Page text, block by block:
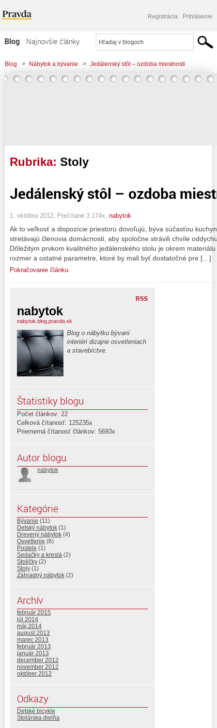
Registrácia Prihlásenie
Blog
Najnovšie články
Najčítanejšie články
Najkomentovanejšie články
Blog > Nábytok a bývanie > Jedálenský stôl – ozdoba miestnosti
Rubrika: Stoly
Jedálenský stôl – ozdoba
1. októbra 2012, Prečítané 3 174x, nabytok
Ak to veľkosť a dispozície priestoru dovoľujú, býva súčasťou
stretávajú členovia domácnosti, aby spoločne strávili chvíle
Dôležitým prvkom kvalitného jedálenského stolu je okrem
rozmer a ostatné parametre, ktoré by mali byť dostatočné pre […]
Pokračovanie článku
RSS
nabytok
nabytok.blog.pravda.sk
Blog o nábytku bývaní
interiéri dizajne osvetleniach
a stavebíctve.
Štatistiky blogu
Počet článkov: 22
Celková čítanosť: 125235x
Priemerná čítanosť článkov: 5693x
Autor blogu
nabytok
Kategórie
Bývanie (11)
Detský nábytok (1)
Drevený nábytok (4)
Osvetlenie (6)
Postele (1)
Sedačky a kreslá (2)
Stoličky (2)
Stoly (1)
Záhradný nábytok (2)
Archív
február 2015
júl 2014
máj 2014
august 2013
marec 2013
február 2013
január 2013
december 2012
november 2012
október 2012
Odkazy
Detské bicykle
Stolárska dielňa